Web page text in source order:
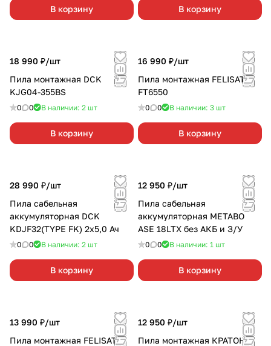
В корзину В корзину
18 990 ₽/шт
Пила монтажная DCK
KJG04-355BS
0 0 В наличии: 2 шт
В корзину
16 990 ₽/шт
Пила монтажная FELISATTI
FT6550
0 0 В наличии: 3 шт
В корзину
28 990 ₽/шт
Пила сабельная
аккумуляторная DCK
KDJF32(TYPE FK) 2х5,0 Ач
0 0 В наличии: 2 шт
В корзину
12 950 ₽/шт
Пила сабельная
аккумуляторная METABO
ASE 18LTX без АКБ и З/У
0 0 В наличии: 1 шт
В корзину
13 990 ₽/шт
Пила монтажная FELISATTI
12 950 ₽/шт
Пила монтажная КРАТОН